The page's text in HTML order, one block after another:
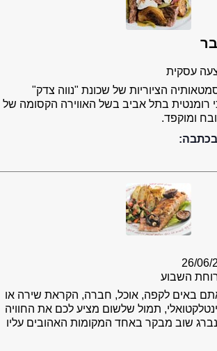
עסקית
הציוריות של שכונת "נווה צדק"
רומנטית בתל אביב בשל האווירה הקסומה של
ומוקפד.
26/06/
השבוע
באים לקפה, אוכל, חברה, הקראת שירה או
תמול שלשום מציע לכם את החוויה
שוב מבקר באחד המקומות האהובים עליו